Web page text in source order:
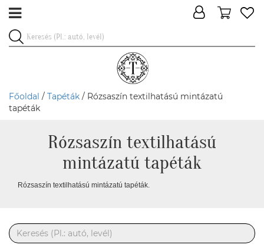
Főoldal / Tapéták / Rózsaszín textilhatású mintázatú
tapéták
Rózsaszín textilhatású
mintázatú tapéták
Rózsaszín textilhatású mintázatú tapéták.